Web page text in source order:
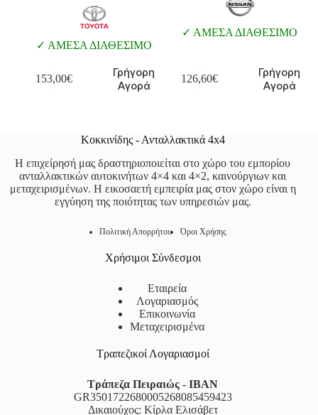
ΑΜΕΣΑ ΔΙΑΘΕΣΙΜΟ
153,00€
Γρήγορη
Αγορά
ΑΜΕΣΑ ΔΙΑΘΕΣΙΜΟ
126,60€
Γρήγορη
Αγορά
Κοκκινίδης - Ανταλλακτικά 4x4
Η επιχείρησή μας δραστηριοποιείται στο χώρο του εμπορίου
ανταλλακτικών αυτοκινήτων 4×4 και 4×2, καινούργιων και
μεταχειρισμένων. Η εικοσαετή εμπειρία μας στον χώρο είναι η
εγγύηση της ποιότητας των υπηρεσιών μας.
Πολιτική Απορρήτου Όροι Χρήσης
Χρήσιμοι Σύνδεσμοι
Εταιρεία
Λογαριασμός
Επικοινωνία
Μεταχειρισμένα
Τραπεζικοί Λογαριασμοί
Τράπεζα Πειραιώς - IBAN
GR3501722680005268085459423
Δικαιούχος: Κίρλα Ελισάβετ